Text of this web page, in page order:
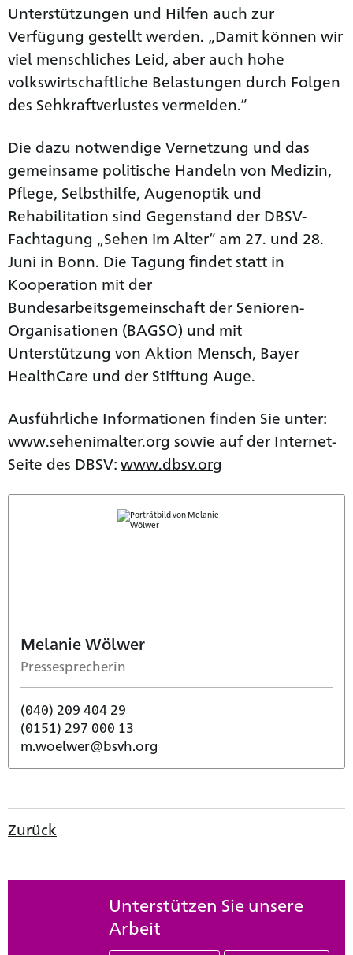
Unterstützungen und Hilfen auch zur
Verfügung gestellt werden. „Damit können wir
viel menschliches Leid, aber auch hohe
volkswirtschaftliche Belastungen durch Folgen
des Sehkraftverlustes vermeiden.“
Die dazu notwendige Vernetzung und das
gemeinsame politische Handeln von Medizin,
Pflege, Selbsthilfe, Augenoptik und
Rehabilitation sind Gegenstand der DBSV-
Fachtagung „Sehen im Alter“ am 27. und 28.
Juni in Bonn. Die Tagung findet statt in
Kooperation mit der
Bundesarbeitsgemeinschaft der Senioren-
Organisationen (BAGSO) und mit
Unterstützung von Aktion Mensch, Bayer
HealthCare und der Stiftung Auge.
Ausführliche Informationen finden Sie unter:
www.sehenimalter.org sowie auf der Internet-
Seite des DBSV: www.dbsv.org
Melanie Wölwer
Pressesprecherin
(040) 209 404 29
(0151) 297 000 13
m.woelwer@bsvh.org
Zurück
Unterstützen Sie unsere
Arbeit